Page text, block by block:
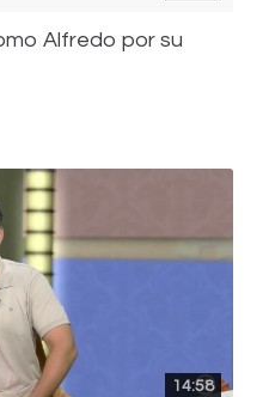
Alfredo por su
14:58